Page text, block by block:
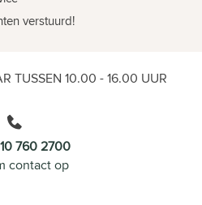
verstuurd!
TUSSEN 10.00 - 16.00 UUR
760 2700
contact op